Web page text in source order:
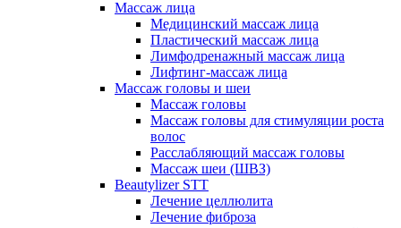
Массаж лица
Медицинский массаж лица
Пластический массаж лица
Лимфодренажный массаж лица
Лифтинг-массаж лица
Массаж головы и шеи
Массаж головы
Массаж головы для стимуляции роста
волос
Расслабляющий массаж головы
Массаж шеи (ШВЗ)
Beautylizer STT
Лечение целлюлита
Лечение фиброза